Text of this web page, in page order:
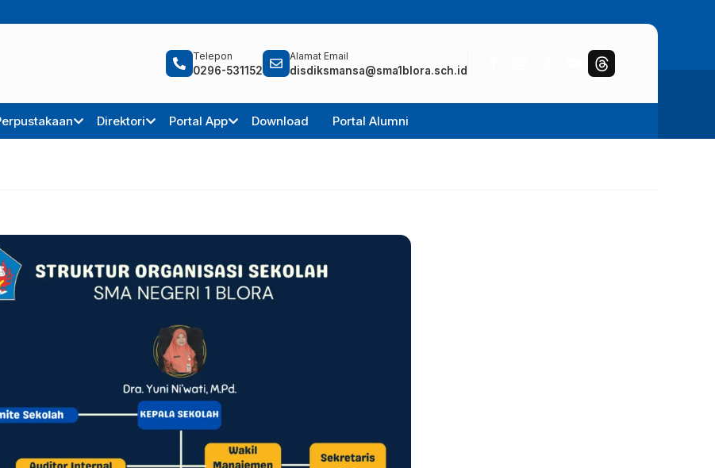
Telepon
0296-531152
Alamat Email
disdiksmansa@sma1blora.sch.id
Direktori Portal App Download Portal Alumni